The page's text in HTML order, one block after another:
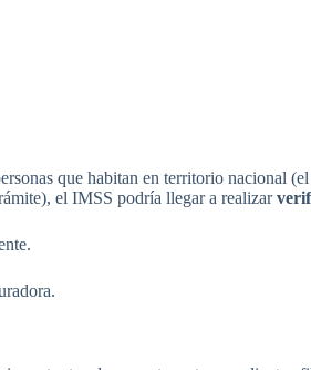
que habitan en territorio nacional
el IMSS podría llegar a realizar